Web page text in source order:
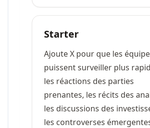
Starter
Ajoute X pour que les
puissent surveiller plus
les réactions des parties
prenantes, les récits des
les discussions des
les controverses